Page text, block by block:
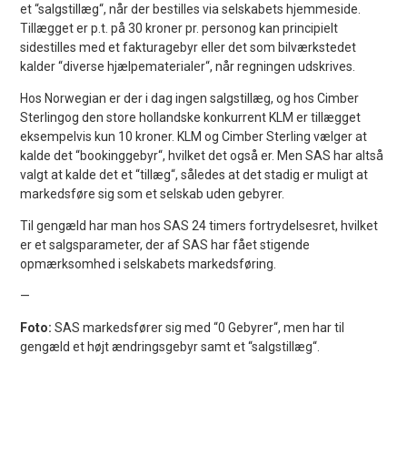
et “salgstillæg“, når der bestilles via selskabets hjemmeside.
Tillægget er p.t. på 30 kroner pr. personog kan principielt
sidestilles med et fakturagebyr eller det som bilværkstedet
kalder “diverse hjælpematerialer“, når regningen udskrives.
Hos Norwegian er der i dag ingen salgstillæg, og hos Cimber
Sterlingog den store hollandske konkurrent KLM er tillægget
eksempelvis kun 10 kroner. KLM og Cimber Sterling vælger at
kalde det “bookinggebyr“, hvilket det også er. Men SAS har altså
valgt at kalde det et “tillæg“, således at det stadig er muligt at
markedsføre sig som et selskab uden gebyrer.
Til gengæld har man hos SAS 24 timers fortrydelsesret, hvilket
er et salgsparameter, der af SAS har fået stigende
opmærksomhed i selskabets markedsføring.
—
Foto: SAS markedsfører sig med “0 Gebyrer“, men har til
gengæld et højt ændringsgebyr samt et “salgstillæg“.